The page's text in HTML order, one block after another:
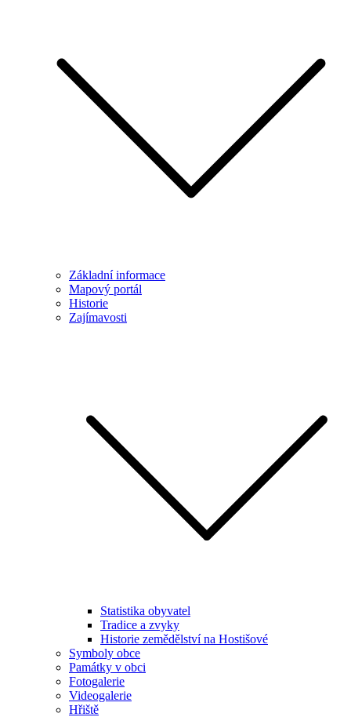
Základní informace
Mapový portál
Historie
Zajímavosti
Statistika obyvatel
Tradice a zvyky
Historie zemědělství na Hostišové
Symboly obce
Památky v obci
Fotogalerie
Videogalerie
Hřiště